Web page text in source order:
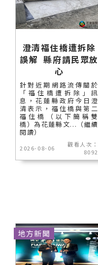
澄清福住橋遭拆除
誤解 縣府請民眾放
心
針對近期網路流傳關於
「福住橋遭拆除」訊
息，花蓮縣政府今日澄
清表示，福住橋與第二
福住橋（以下簡稱雙
橋）為花蓮縣文...（繼續
閱讀）
2026-08-06
觀看人次：
8092
地方新聞